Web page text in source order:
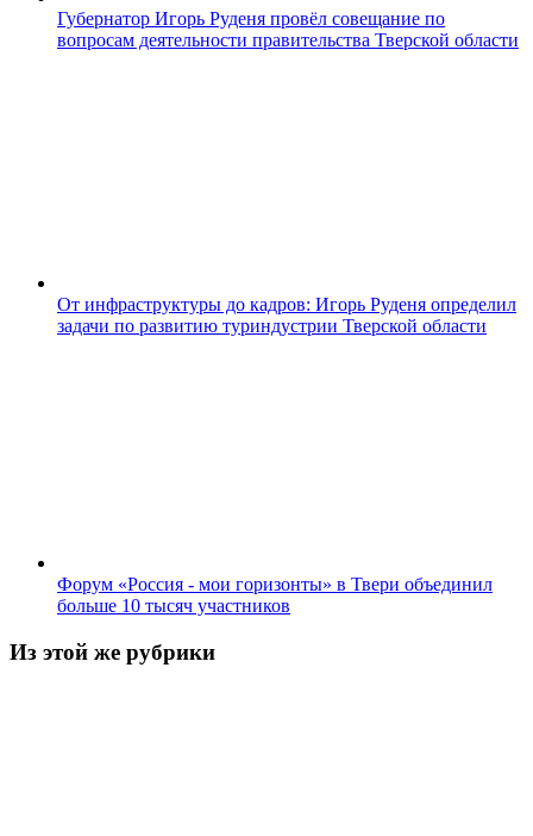
Губернатор Игорь Руденя провёл совещание по
вопросам деятельности правительства Тверской области
От инфраструктуры до кадров: Игорь Руденя определил
задачи по развитию туриндустрии Тверской области
Форум «Россия - мои горизонты» в Твери объединил
больше 10 тысяч участников
Из этой же рубрики